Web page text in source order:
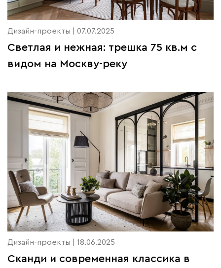
Дизайн-проекты | 07.07.2025
Светлая и нежная: трешка 75 кв.м с
видом на Москву-реку
Дизайн-проекты | 18.06.2025
Сканди и современная классика в